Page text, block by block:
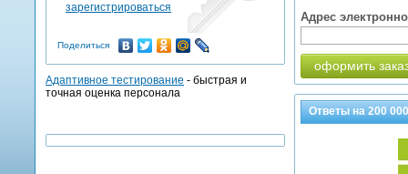
Адрес
оформить
Ответы на200 000
зарегистрироваться
Поделиться
Адаптивное тестирование - быстрая и
точная оценка персонала